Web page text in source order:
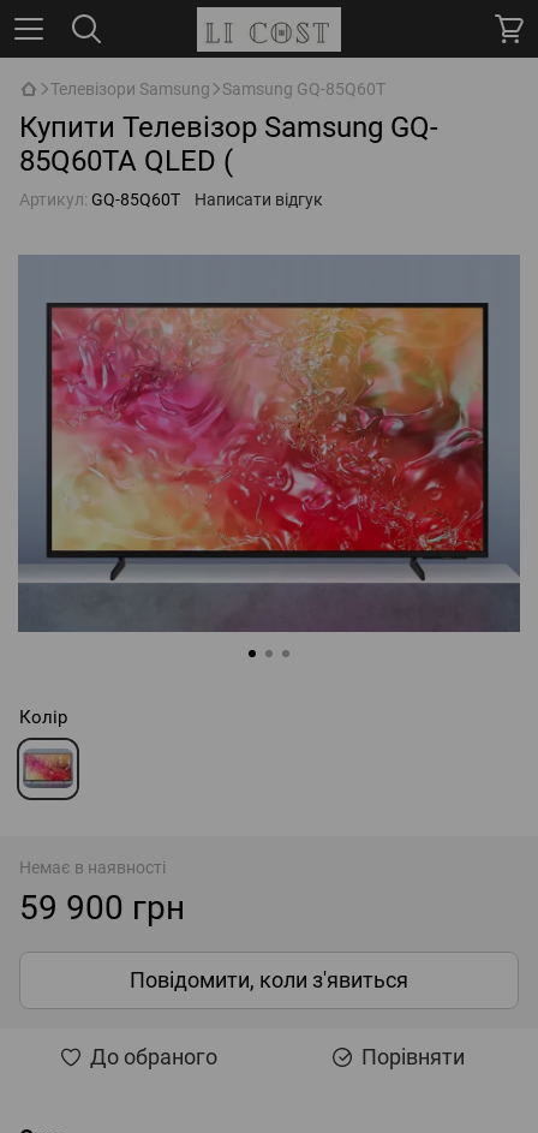
Телевізори Samsung Samsung GQ-85Q60T
Купити Телевізор Samsung GQ-
85Q60TA QLED (
Артикул: GQ-85Q60T Написати відгук
Колір
Немає в наявності
59 900 грн
Повідомити, коли з'явиться
До обраного Порівняти